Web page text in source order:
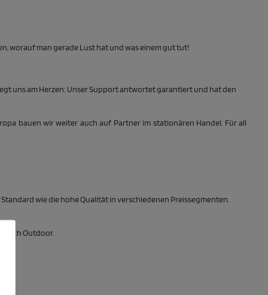
worauf man gerade Lust hat und was einem gut tut!
uns am Herzen: Unser Support antwortet garantiert und hat den
bauen wir weiter auch auf Partner im stationären Handel. Für all
wie die hohe Qualität in verschiedenen Preissegmenten.
Outdoor.